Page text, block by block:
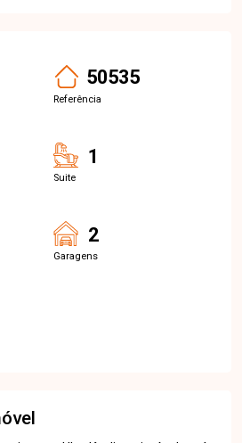
50535
Referência
1
Suite
2
Garagens